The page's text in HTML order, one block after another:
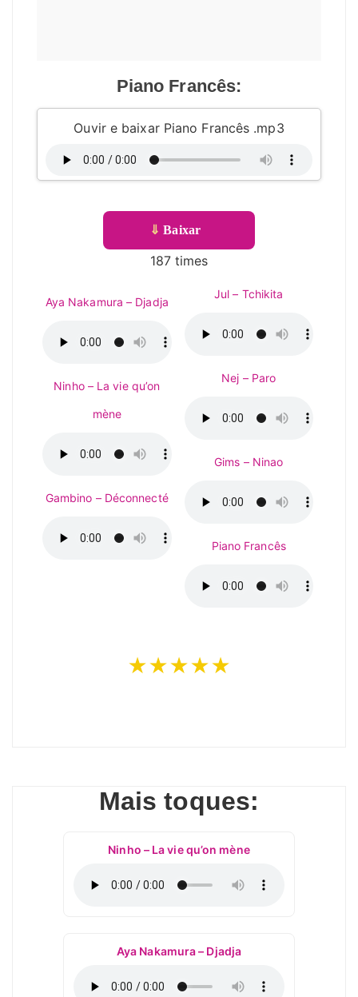
Piano Francês:
Ouvir e baixar Piano Francês .mp3
⇓ Baixar
187 times
Aya Nakamura – Djadja
Ninho – La vie qu’on
mène
Gambino – Déconnecté
Jul – Tchikita
Nej – Paro
Gims – Ninao
Piano Francês
★★★★★
Mais toques:
Ninho – La vie qu’on mène
Aya Nakamura – Djadja